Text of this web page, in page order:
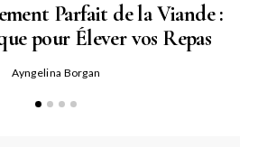
Parfait de la Viande :
pour Élever vos Repas
Ayngelina Borgan